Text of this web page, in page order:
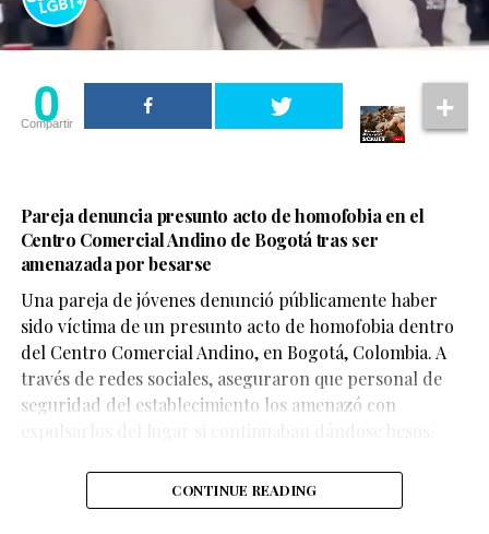
0
Compartir
Pareja denuncia presunto acto de homofobia en el
Centro Comercial Andino de Bogotá tras ser
amenazada por besarse
Una pareja de jóvenes denunció públicamente haber
sido víctima de un presunto acto de homofobia dentro
del Centro Comercial Andino, en Bogotá, Colombia. A
través de redes sociales, aseguraron que personal de
seguridad del establecimiento los amenazó con
CONTINUE READING